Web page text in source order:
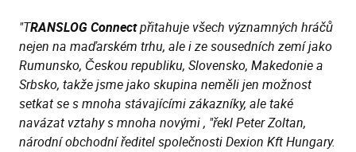
"TRANSLOG Connectpřitahuje všech významných hráčů
nejen na maďarském trhu, ale i ze sousedních zemí jako
Rumunsko, Českou republiku, Slovensko, Makedonie a
Srbsko, takže jsme jako skupina neměli jen možnost
setkat se s mnoha stávajícími zákazníky, ale také
navázat vztahy s mnoha novými , "řekl Peter Zoltan,
národní obchodní ředitel společnosti Dexion Kft Hungary.